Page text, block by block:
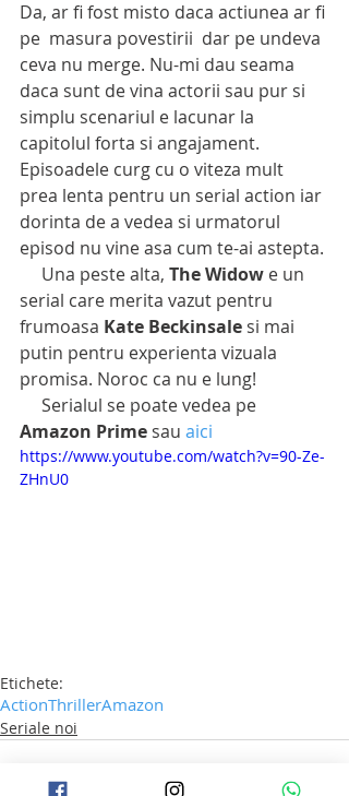
Da, ar fi fost misto daca actiunea ar fi
pe  masura povestirii  dar pe undeva
ceva nu merge. Nu-mi dau seama
daca sunt de vina actorii sau pur si
simplu scenariul e lacunar la
capitolul forta si angajament.
Episoadele curg cu o viteza mult
prea lenta pentru un serial action iar
dorinta de a vedea si urmatorul
episod nu vine asa cum te-ai astepta.
     Una peste alta,
The Widow e un
serial care merita vazut pentru
frumoasa Kate Beckinsale si mai
putin pentru experienta vizuala
promisa. Noroc ca nu e lung!
     Serialul se poate vedea pe
Amazon Prime sau aici
https://www.youtube.com/watch?v=90-Ze-
ZHnU0
Etichete:
ActionThrillerAmazon
Seriale noi